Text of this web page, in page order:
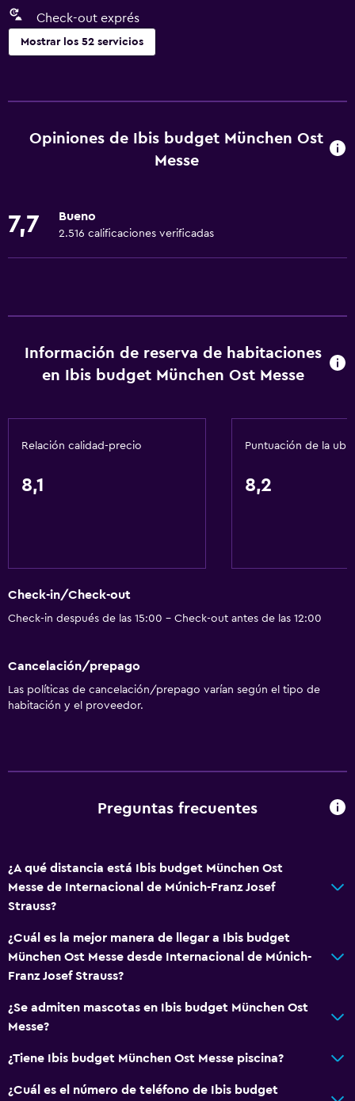
Check-out exprés
Mostrar los 52 servicios
Wifi gratis
Wifi disponible en todas las instalaciones
Extinguidor
Artículos de aseo gratis
Aire acondicionado
Papeleras
Habitaciones para no fumadores disponibles
Mascotas permitidas bajo consulta (pueden aplicar cargos
extra)
Ascensor disponible
Estacionamiento accesible
Almohada sin plumas
Plantas superiores accesibles por ascensor
Áreas designadas para fumadores
Ducha
Baño privado
Radio
TV
General
Piso de parquet o madera noble
Opiniones de Ibis budget München Ost
Messe
7,7 Bueno
2.516 calificaciones verificadas
Información de reserva de habitaciones
en Ibis budget München Ost Messe
Relación calidad-precio
8,1
Puntuación de la
8,2
Check-in/Check-out
Check-in después de las 15:00 - Check-out antes de las 12:00
Cancelación/prepago
Las políticas de cancelación/prepago varían según el tipo de
habitación y el proveedor.
Preguntas frecuentes
¿A qué distancia está Ibis budget München Ost
Messe de Internacional de Múnich-Franz Josef
Strauss?
¿Cuál es la mejor manera de llegar a Ibis budget
München Ost Messe desde Internacional de Múnich-
Franz Josef Strauss?
¿Se admiten mascotas en Ibis budget München Ost
Messe?
¿Tiene Ibis budget München Ost Messe piscina?
¿Cuál es el número de teléfono de Ibis budget